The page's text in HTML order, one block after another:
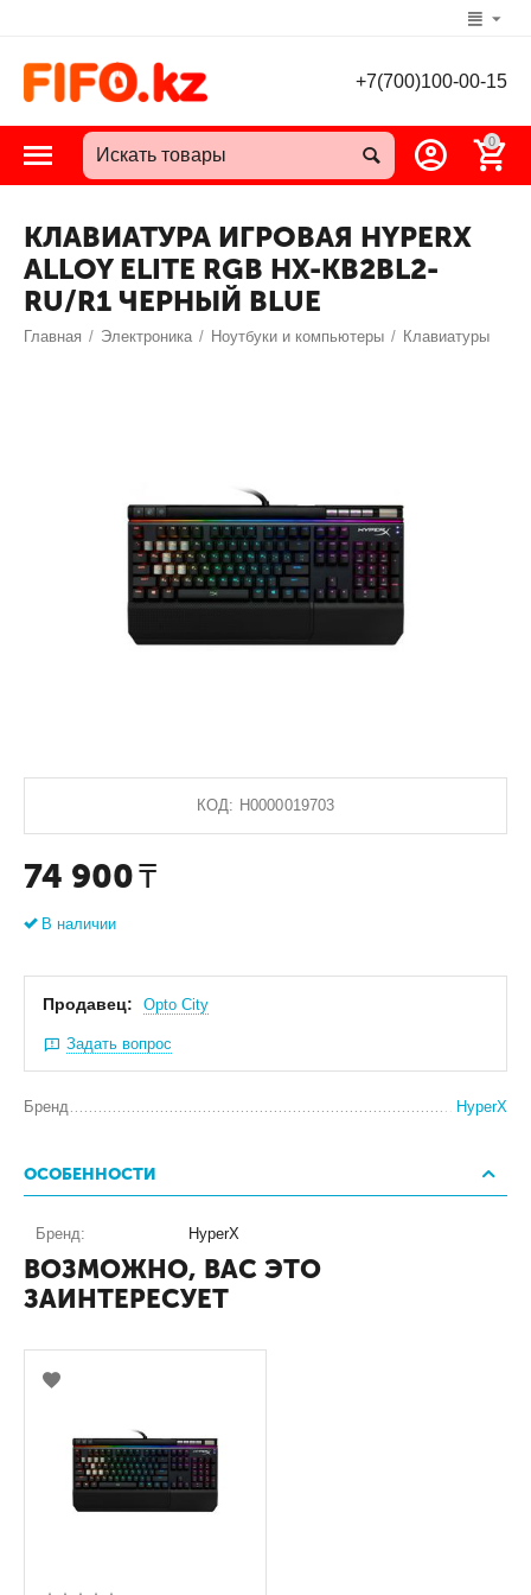
+7(700)100-00-15
0
КЛАВИАТУРА ИГРОВАЯ HYPERX
ALLOY ELITE RGB HX-KB2BL2-
RU/R1 ЧЕРНЫЙ BLUE
Главная / Электроника / Ноутбуки и компьютеры / Клавиатуры
КОД: Н0000019703
74 900 ₸
В наличии
Продавец: Оpto City
Задать вопрос
Бренд HyperX
ОСОБЕННОСТИ
Бренд: HyperX
ВОЗМОЖНО, ВАС ЭТО
ЗАИНТЕРЕСУЕТ